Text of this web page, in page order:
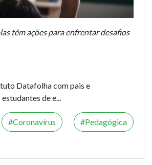
têm ações para enfrentar desafios
Datafolha com pais e
de e...
Coronavírus Pedagógica